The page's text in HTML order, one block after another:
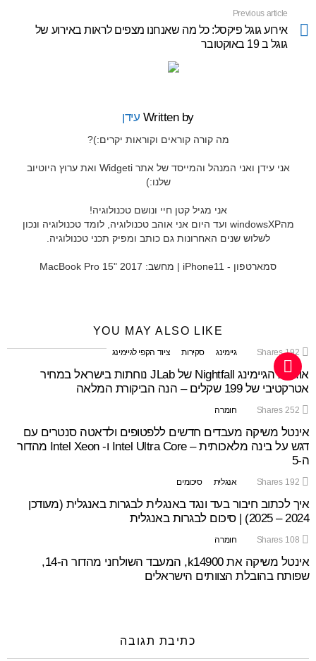
more
Previous article
אירוע גוגל פיקסל: כל מה שאנחנו מצפים לראות באירוע של
גוגל ב 19 באוקטובר
Written by עידן
מה קורה קוראים וקוראות יקרים:)?
אני עידן ואני המנהל והמייסד של אתר Widgeti ואת ערוץ היוטיוב
שלנו:)
אני מגיל קטן חיי ונושם טכנולוגיה!
מהwindowsXP ועד היום אני אוהב טכנולוגיה, לומד טכנולוגיה ונכון
לשלוש שנים האחרונות גם כותב ומפיק תכני טכנולוגיה.
סמארטפון - iPhone11 | מחשב: MacBook Pro 15" 2017
YOU MAY ALSO LIKE
192
Shares גיימינג סקירות ציוד הקפי לגיימינג
אוזניות הגיימינג Nightfall של JLab נוחתות בישראל במחיר
אטרקטיבי של 199 שקלים – הנה הביקורת המלאה
252
Shares חומרה
אינטל משיקה מעבדים חדשים ללפטופים ולדאטה סנטרים עם
דגש על בינה מלאכותית – Intel Ultra Core ו- Intel Xeon מהדור
ה-5
192
Shares אנגלית סיכומים
איך לכתוב חיבור בעד ונגד באנגלית לבגרות באנגלית (מעודכן
2024 – 2025) | סיכום לבגרות באנגלית
108
Shares חומרה
אינטל משיקה את k14900, המעבד השולחני מהדור ה-14,
שפותח בהובלת הצוותים הישראלים
כתיבת תגובה